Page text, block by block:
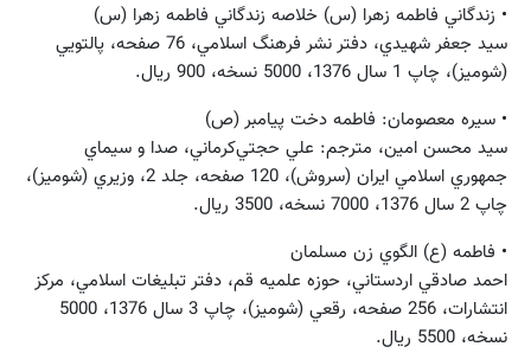
• زندگاني فاطمه زهرا (س) خلاصه زندگاني فاطمه زهرا (س)
سيد جعفر شهيدي، دفتر نشر فرهنگ اسلامي، 76 صفحه، پالتويي
(شوميز)، چاپ 1 سال 1376، 5000 نسخه، 900 ريال.
• سيره معصومان: فاطمه دخت پيامبر (ص)
سيد محسن امين، مترجم: علي حجتي‌كرماني، صدا و سيماي
جمهوري اسلامي ايران (سروش)، 120 صفحه، جلد 2، وزيري (شوميز)،
چاپ 2 سال 1376، 7000 نسخه، 3500 ريال.
• فاطمه (ع) الگوي زن مسلمان
احمد صادقي ‌اردستاني، حوزه علميه قم، دفتر تبليغات اسلامي، مركز
انتشارات، 256 صفحه، رقعي (شوميز)، چاپ 3 سال 1376، 5000
نسخه، 5500 ريال.